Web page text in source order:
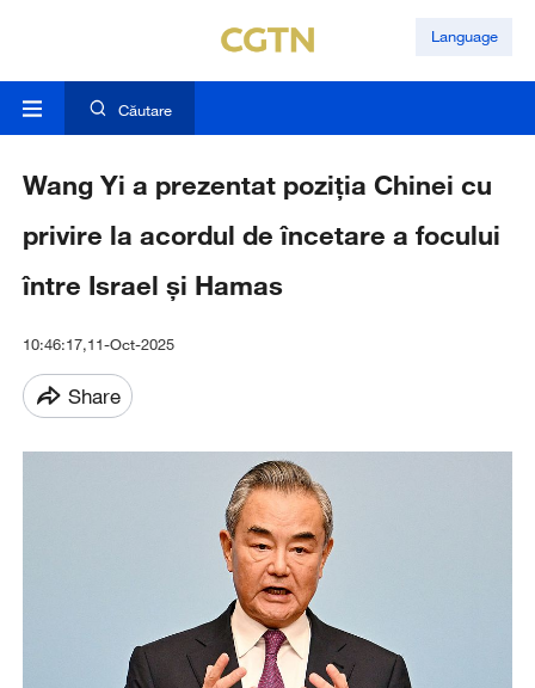
Language
Căutare
Wang Yi a prezentat poziția Chinei cu
privire la acordul de încetare a focului
între Israel și Hamas
10:46:17,11-Oct-2025
Share